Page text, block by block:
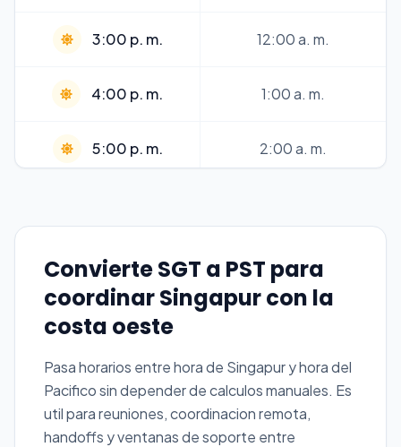
3:00 p. m. 12:00 a. m.
4:00 p. m. 1:00 a. m.
5:00 p. m. 2:00 a. m.
7:00 p. m. 4:00 a. m.
9:00 p. m. 6:00 a. m.
10:00 p. m. 7:00 a. m.
Convierte SGT a PST para
coordinar Singapur con la
costa oeste
Pasa horarios entre hora de Singapur y hora del
Pacifico sin depender de calculos manuales. Es
util para reuniones, coordinacion remota,
handoffs y ventanas de soporte entre